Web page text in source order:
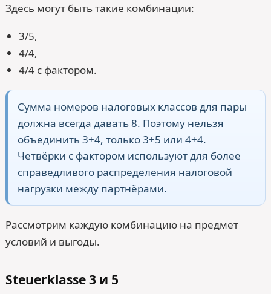
Здесь могут быть такие комбинации:
3/5,
4/4,
4/4 с фактором.
Сумма номеров налоговых классов для пары
должна всегда давать 8. Поэтому нельзя
объединить 3+4, только 3+5 или 4+4.
Четвёрки с фактором используют для более
справедливого распределения налоговой
нагрузки между партнёрами.
Рассмотрим каждую комбинацию на предмет
условий и выгоды.
Steuerklasse 3 и 5